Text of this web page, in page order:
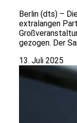
Berlin (dts) –
extralangen
gezogen. Der
13. Juli 2025